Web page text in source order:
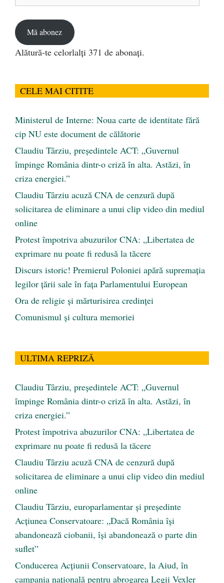
Mă abonez
Alătură-te celorlalți 371 de abonați.
CELE MAI CITITE
Ministerul de Interne: Noua carte de identitate fără
cip NU este document de călătorie
Claudiu Târziu, președintele ACT: „Guvernul
împinge România dintr-o criză în alta. Astăzi, în
criza energiei.”
Claudiu Târziu acuză CNA de cenzură după
solicitarea de eliminare a unui clip video din mediul
online
Protest împotriva abuzurilor CNA: „Libertatea de
exprimare nu poate fi redusă la tăcere
Discurs istoric! Premierul Poloniei apără supremația
legilor țării sale în fața Parlamentului European
Ora de religie şi mărturisirea credinţei
Comunismul şi cultura memoriei
ULTIMA REPRIZĂ
Claudiu Târziu, președintele ACT: „Guvernul
împinge România dintr-o criză în alta. Astăzi, în
criza energiei.”
Protest împotriva abuzurilor CNA: „Libertatea de
exprimare nu poate fi redusă la tăcere
Claudiu Târziu acuză CNA de cenzură după
solicitarea de eliminare a unui clip video din mediul
online
Claudiu Târziu, europarlamentar și președinte
Acțiunea Conservatoare: „Dacă România își
abandonează ciobanii, își abandonează o parte din
suflet”
Conducerea Acțiunii Conservatoare, la Aiud, în
campania națională pentru abrogarea Legii Vexler